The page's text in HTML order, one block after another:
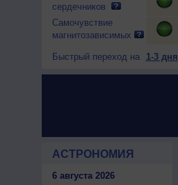
сердечников
Самочувствие
магнитозависимых
Быстрый переход на 1-3 дня
АСТРОНОМИЯ
6 августа 2026